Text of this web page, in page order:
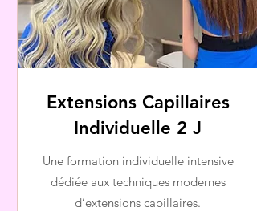
Extensions Capillaires
Individuelle 2 J
Une formation individuelle intensive
dédiée aux techniques modernes
d’extensions capillaires.